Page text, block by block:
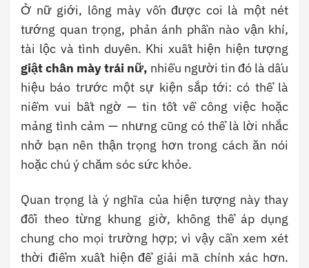
Ở nữ giới, lông mày vốn được coi là một nét
tướng quan trọng, phản ánh phần nào vận khí,
tài lộc và tình duyên. Khi xuất hiện hiện tượng
giật chân mày trái nữ, nhiều người tin đó là dấu
hiệu báo trước một sự kiện sắp tới: có thể là
niềm vui bất ngờ — tin tốt về công việc hoặc
mảng tình cảm — nhưng cũng có thể là lời nhắc
nhở bạn nên thận trọng hơn trong cách ăn nói
hoặc chú ý chăm sóc sức khỏe.
Quan trọng là ý nghĩa của hiện tượng này thay
đổi theo từng khung giờ, không thể áp dụng
chung cho mọi trường hợp; vì vậy cần xem xét
thời điểm xuất hiện để giải mã chính xác hơn.